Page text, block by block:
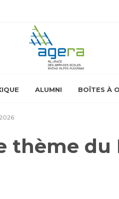
ALUMNI BOÎTES À
thème du